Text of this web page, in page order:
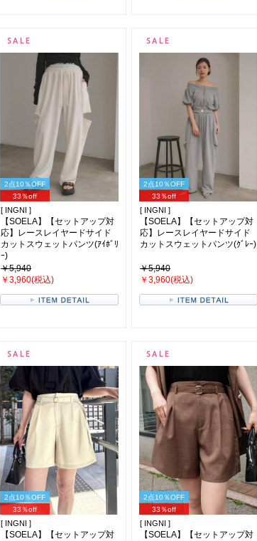
2点10％OFF
33％off
[ INGNI ]
【SOELA】【セットアップ対
応】レースレイヤードサイド
カットスウェットパンツ(ｱｲﾎﾞﾘ
ｰ)
￥5,940
￥3,960(税込)
2点10％OFF
33％off
[ INGNI ]
【SOELA】【セットアップ対
応】レースレイヤードサイド
カットスウェットパンツ(ｸﾞﾚｰ)
￥5,940
￥3,960(税込)
2点10％OFF
33％off
[ INGNI ]
【SOELA】【セットアップ対
2点10％OFF
33％off
[ INGNI ]
【SOELA】【セットアップ対